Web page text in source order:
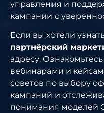
управления и
кампании с
Если вы хотели
партнёрский
адресу.
вебинарами и
советов по выбору
кампаний и
понимания моделей